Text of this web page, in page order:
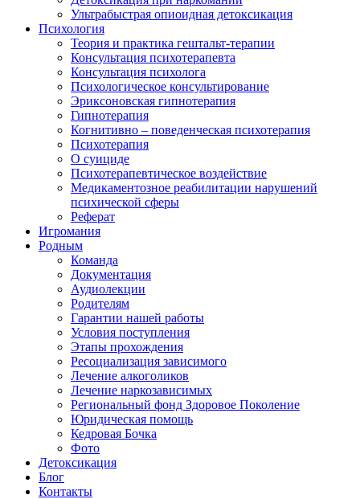
Ультрабыстрая опиоидная детоксикация
Психология
Теория и практика гештальт-терапии
Консультация психотерапевта
Консультация психолога
Психологическое консультирование
Эриксоновская гипнотерапия
Гипнотерапия
Когнитивно – поведенческая психотерапия
Психотерапия
О суициде
Психотерапевтическое воздействие
Медикаментозное реабилитации нарушений
психической сферы
Реферат
Игромания
Родным
Команда
Документация
Аудиолекции
Родителям
Гарантии нашей работы
Условия поступления
Этапы прохождения
Ресоциализация зависимого
Лечение алкоголиков
Лечение наркозависимых
Региональный фонд Здоровое Поколение
Юридическая помощь
Кедровая Бочка
Фото
Детоксикация
Блог
Контакты